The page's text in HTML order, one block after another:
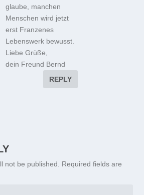
glaube, manchen
Menschen wird jetzt
erst Franzenes
Lebenswerk bewusst.
Liebe Grüße,
dein Freund Bernd
REPLY
not be published. Required fields are